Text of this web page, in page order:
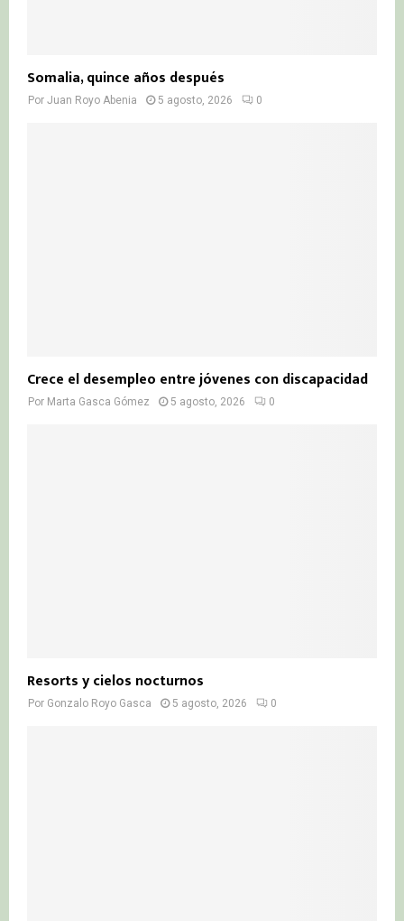
Somalia, quince años después
Por Juan Royo Abenia 5 agosto, 2026 0
Crece el desempleo entre jóvenes con discapacidad
Por Marta Gasca Gómez 5 agosto, 2026 0
Resorts y cielos nocturnos
Por Gonzalo Royo Gasca 5 agosto, 2026 0